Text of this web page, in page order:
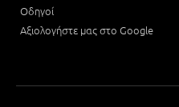
Οδηγοί
Αξιολογήστε μας στο Google